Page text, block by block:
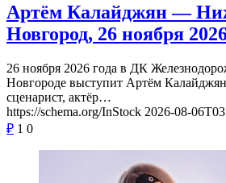
Артём Калайджян —
Новгород, 26 ноября
26 ноября 2026 года в ДК
Новгороде выступит Артём
сценарист, актёр…
https://schema.org/InStock 2026-08-
₽ 1 0